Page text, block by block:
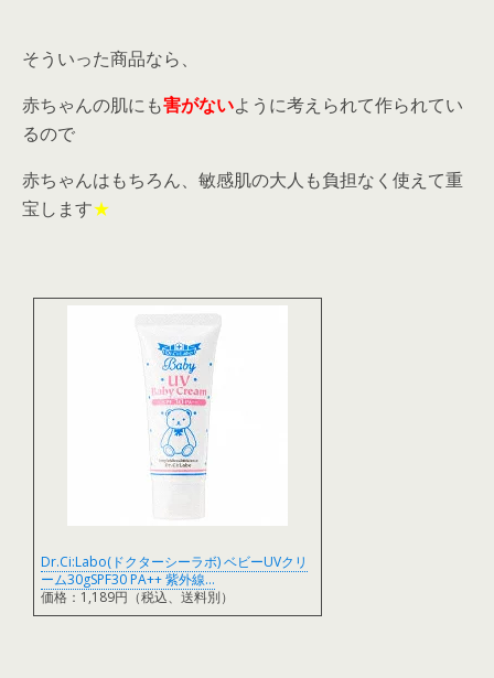
そういった商品なら、
赤ちゃんの肌にも害がないように考えられて作られてい
るので
赤ちゃんはもちろん、敏感肌の大人も負担なく使えて重
宝します★
Dr.Ci:Labo(ドクターシーラボ) ベビーUVクリ
ーム30gSPF30 PA++ 紫外線…
価格：1,189円（税込、送料別）